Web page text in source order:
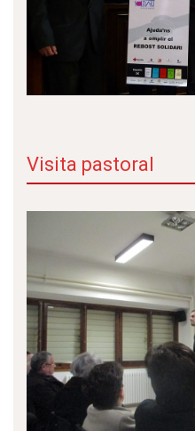
Visita pastoral